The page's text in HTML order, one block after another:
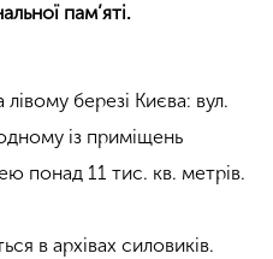
пам’яті.
березі Києва: вул.
із приміщень
понад 11 тис. кв. метрів.
в архівах силовиків.